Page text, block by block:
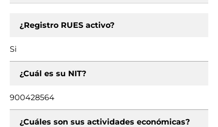
¿Registro RUES activo?
Si
¿Cuál es su NIT?
900428564
¿Cuáles son sus actividades económicas?